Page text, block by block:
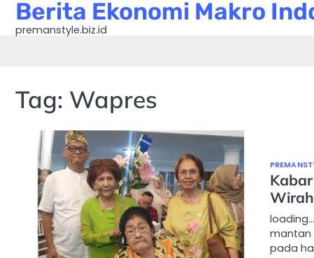
Skip
content
Berita Ekonomi Makro
premanstyle.biz.id
Tag: Wapres
mantan
pada